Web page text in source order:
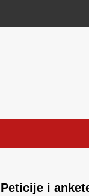
Peticije i